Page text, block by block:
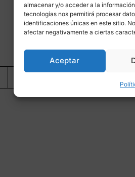
almacenar y/o acceder a la
tecnologías nos permitirá procesar
identificaciones únicas en este sitio.
afectar negativamente a ciertas
Aceptar
Más